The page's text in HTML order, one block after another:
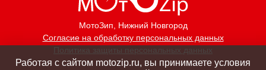
МотоЗип, Нижний Новгород
Согласие на обработку персональных данных
Политика защиты персональных данных
Работая с сайтом motozip.ru, вы принимаете условия